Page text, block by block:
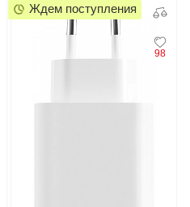
98
Ждем поступления